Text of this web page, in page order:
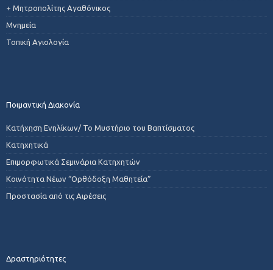
+ Μητροπολίτης Αγαθόνικος
Μνημεία
Τοπική Αγιολογία
Ποιμαντική Διακονία
Κατήχηση Ενηλίκων/ Το Μυστήριο του Βαπτίσματος
Κατηχητικά
Επιμορφωτικά Σεμινάρια Κατηχητών
Κοινότητα Νέων “Ορθόδοξη Μαθητεία”
Προστασία από τις Αιρέσεις
Δραστηριότητες